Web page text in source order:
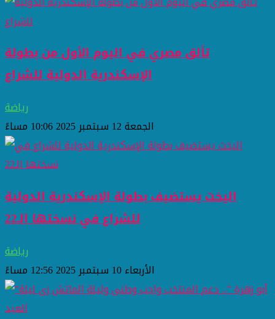
تألق مصري في اليوم الأول من بطولة
الإسكندرية الدولية للشراع
رياضة
الجمعة 12 سبتمبر 2025 10:06 مساءً
اليخت يستضيف بطولة الإسكندرية الدولية
للشراع في نسختها الـ22
رياضة
الأربعاء 10 سبتمبر 2025 12:56 مساءً